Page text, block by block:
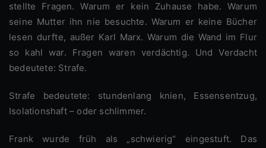
stellte Fragen. Warum er kein Zuhause habe. Warum
seine Mutter ihn nie besuchte. Warum er keine Bücher
lesen durfte, außer Karl Marx. Warum die Wand im Flur
so kahl war. Fragen waren verdächtig. Und Verdacht
bedeutete: Strafe.
Strafe bedeutete: stundenlang knien, Essensentzug,
Isolationshaft – oder schlimmer.
Frank wurde früh als „schwierig“ eingestuft. Das